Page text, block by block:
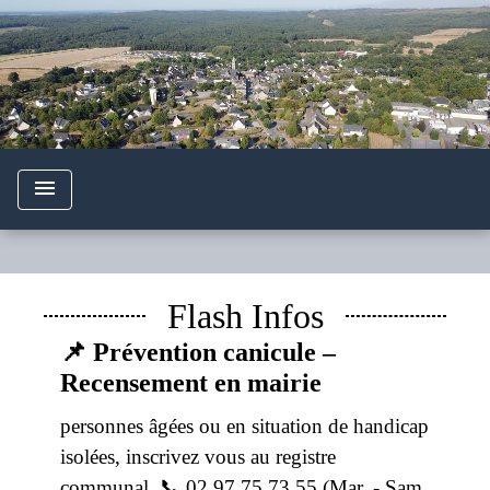
menu
chevron_left chevron_right
Flash Infos
📌 Prévention canicule –
Recensement en mairie
personnes âgées ou en situation de handicap
isolées, inscrivez vous au registre